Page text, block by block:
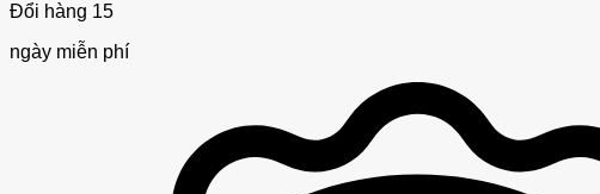
Đổi hàng 15
ngày miễn phí